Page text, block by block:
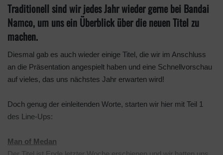
Traditionell sind wir jedes Jahr wieder gerne bei Bandai
Namco, um uns ein Überblick über die neuen Titel zu
machen.
Diesmal gab es auch wieder einige Titel, die wir im Anschluss
an die Präsentation angespielt haben und eine Schnellvorschau
auf vieles, das uns nächstes Jahr erwarten wird!
Doch genug der einleitenden Worte, starten wir hier mit Teil 1
des Line-Ups:
Man of Medan